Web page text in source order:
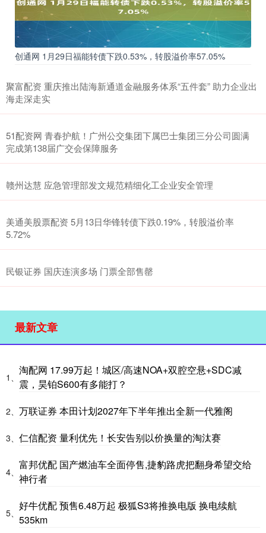
创通网 1月29日福能转债下跌0.53%，转股溢价率57.05%
聚富配资 重庆推出陆海新通道金融服务体系“五件套” 助力企业出
海走深走实
51配资网 青春护航！广州公交集团下属巴士集团三分公司圆满
完成第138届广交会保障服务
赣州达慧 应急管理部发文规范精细化工企业安全管理
美通美股票配资 5月13日华锋转债下跌0.19%，转股溢价率
5.72%
民银证券 国庆连演多场 门票全部售罄
最新文章
1、
淘配网 17.99万起！城区/高速NOA+双腔空悬+SDC减
震，昊铂S600有多能打？
2、 万联证券 本田计划2027年下半年推出全新一代雅阁
3、 仁信配资 量利优先！长安告别以价换量的淘汰赛
4、
富邦优配 国产燃油车全面停售,捷豹路虎把翻身希望交给
神行者
5、
好牛优配 预售6.48万起 极狐S3将推换电版 换电续航
535km